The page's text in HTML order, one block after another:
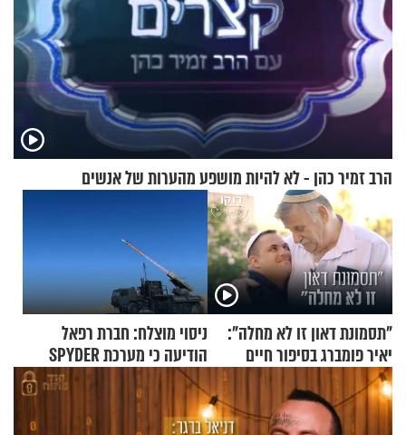
הרב זמיר כהן - לא להיות מושפע מהערות של אנשים
"תסמונת דאון זו לא מחלה":
יאיר פומברג בסיפור חיים
מעורר השראה
ניסוי מוצלח: חברת רפאל
הודיעה כי מערכת SPYDER
הצליחה ליירט כטב"ם